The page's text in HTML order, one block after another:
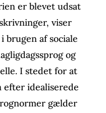
er blevet udsat
viser
brugen af sociale
og
I stedet for at
efter idealiserede
gælder